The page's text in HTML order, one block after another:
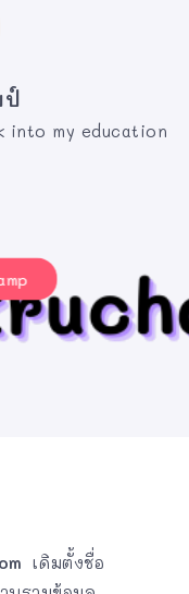
ป์
into my education
เดิมตั้งชื่อ